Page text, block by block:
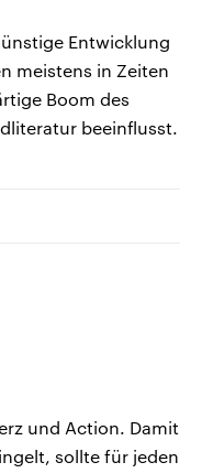
Entwicklung
meistens in Zeiten
Boom des
beeinflusst.
und Action. Damit
sollte für jeden